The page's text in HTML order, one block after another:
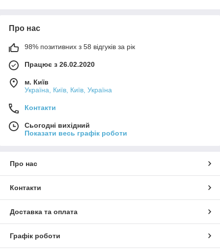
Про нас
98% позитивних з 58 відгуків за рік
Працює з 26.02.2020
м. Київ
Україна, Київ, Київ, Україна
Контакти
Сьогодні вихідний
Показати весь графік роботи
Про нас
Контакти
Доставка та оплата
Графік роботи